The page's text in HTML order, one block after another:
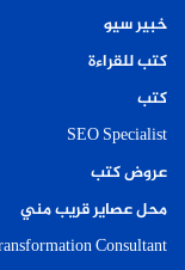
خبير سيو
كتب للقراءة
كتب
SEO Specialist
عروض كتب
محل عصاير قريب مني
Consultant